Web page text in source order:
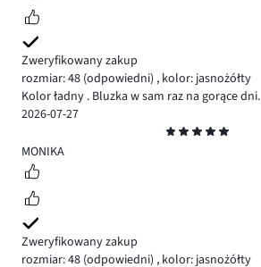
Zweryfikowany zakup
rozmiar: 48 (odpowiedni) , kolor: jasnożółty
Kolor ładny . Bluzka w sam raz na gorące dni.
2026-07-27
5
MONIKA
Zweryfikowany zakup
rozmiar: 48 (odpowiedni) , kolor: jasnożółty